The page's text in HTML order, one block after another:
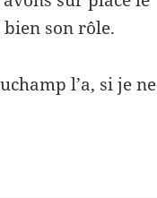
bien son rôle.
l’a, si je ne